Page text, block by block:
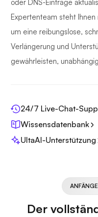
oder DNS-Einträge
Expertenteam steht
um eine reibungslose,
Verlängerung und
gewährleisten,
24/7 Live-Chat-
Wissensdatenbank
UltaAI-Unterstützung
Der